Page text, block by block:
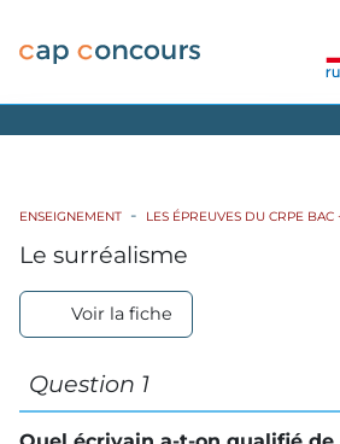
ENSEIGNEMENT LES ÉPREUVES DU CRPE BAC
Le surréalisme
Voir la fiche
Question 1